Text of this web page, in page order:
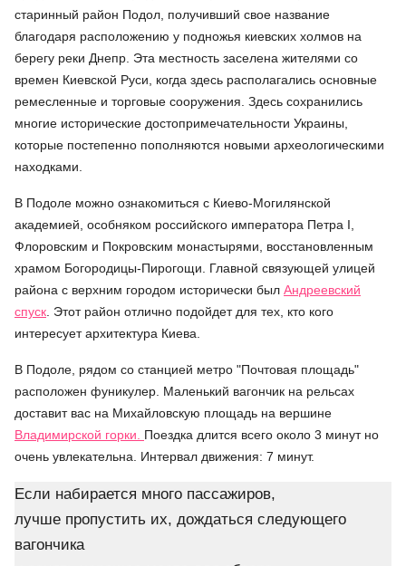
старинный район Подол, получивший свое название
благодаря расположению у подножья киевских холмов на
берегу реки Днепр. Эта местность заселена жителями со
времен Киевской Руси, когда здесь располагались основные
ремесленные и торговые сооружения. Здесь сохранились
многие исторические достопримечательности Украины,
которые постепенно пополняются новыми археологическими
находками.
В Подоле можно ознакомиться с Киево-Могилянской
академией, особняком российского императора Петра I,
Флоровским и Покровским монастырями, восстановленным
храмом Богородицы-Пирогощи. Главной связующей улицей
района с верхним городом исторически был Андреевский
спуск . Этот район отлично подойдет для тех, кто кого
интересует архитектура Киева.
В Подоле, рядом со станцией метро "Почтовая площадь"
расположен фуникулер. Маленький вагончик на рельсах
доставит вас на Михайловскую площадь на вершине
Владимирской горки. Поездка длится всего около 3 минут но
очень увлекательна. Интервал движения: 7 минут.
Если набирается много пассажиров,
лучше пропустить их, дождаться следующего
вагончика